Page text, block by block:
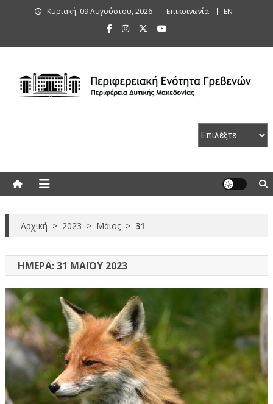
Κυριακή, 09 Αυγούστου, 2026 Επικοινωνία ΕΝ
Αρχική > 2023 > Μάιος > 31
ΗΜΈΡΑ:31 ΜΑΪ́ΟΥ 2023